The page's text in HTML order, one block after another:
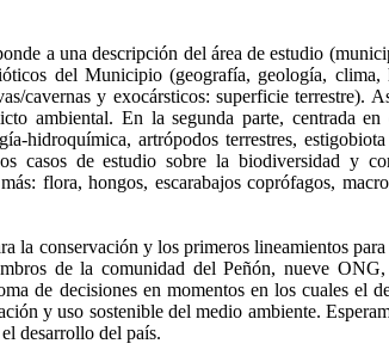
a una descripción del área de estudio
del Municipio (geografía, geología,
cavernas y exocársticos: superficie terrestre).
ambiental. En la segunda parte, centrada
hidroquímica, artrópodos terrestres,
casos de estudio sobre la biodiversidad y
flora, hongos, escarabajos coprófagos,
la conservación y los primeros lineamientos
de la comunidad del Peñón, nueve
de decisiones en momentos en los cuales el
y uso sostenible del medio ambiente.
desarrollo del país.